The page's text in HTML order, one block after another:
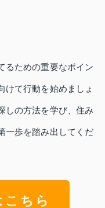
るための重要なポイン
けて行動を始めましょ
しの方法を学び、住み
一歩を踏み出してくだ
ちら